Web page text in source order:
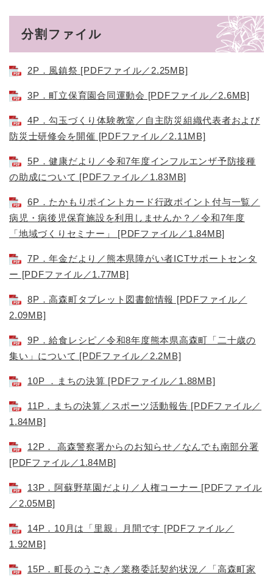
分割ファイル
2P．風鎮祭 [PDFファイル／2.25MB]
3P．町立保育園合同運動会 [PDFファイル／2.6MB]
4P．勾玉づくり体験教室／自主防災組織代表者および
防災士研修会を開催 [PDFファイル／2.11MB]
5P．健康だより／令和7年度インフルエンザ予防接種
の助成について [PDFファイル／1.83MB]
6P．たかもりポイントカード行政ポイント付与一覧／
病児・病後児保育施設を利用しませんか？／令和7年度
「地域づくりセミナー」 [PDFファイル／1.84MB]
7P．年金だより／熊本県障がい者ICTサポートセンタ
ー [PDFファイル／1.77MB]
8P．高森町タブレット図書館情報 [PDFファイル／
2.09MB]
9P．給食レシピ／令和8年度熊本県高森町「二十歳の
集い」について [PDFファイル／2.2MB]
10P ．まちの決算 [PDFファイル／1.88MB]
11P．まちの決算／スポーツ活動報告 [PDFファイル／
1.84MB]
12P． 高森警察署からのお知らせ／なんでも南部分署
[PDFファイル／1.84MB]
13P．阿蘇野草園だより／人権コーナー [PDFファイル
／2.05MB]
14P．10月は「里親」月間です [PDFファイル／
1.92MB]
15P．町長のうごき／業務委託契約状況／「高森町家